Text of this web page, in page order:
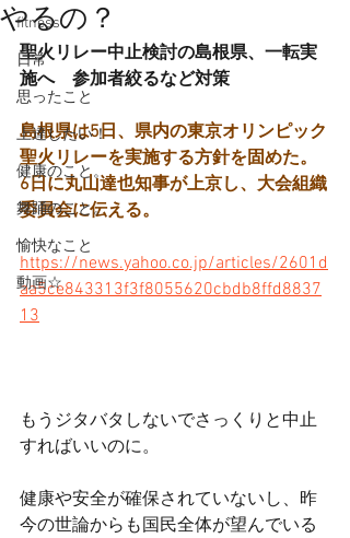
fitness
日常
思ったこと
上達したい！
健康のこと。
舞踊のこと。
愉快なこと
動画☆
やるの？
聖火リレー中止検討の島根県、一転実
施へ　参加者絞るなど対策
島根県は5日、県内の東京オリンピック
聖火リレーを実施する方針を固めた。
6日に丸山達也知事が上京し、大会組織
委員会に伝える。
https://news.yahoo.co.jp/articles/2601d
aa5ce843313f3f8055620cbdb8ffd8837
13
もうジタバタしないでさっくりと中止
すればいいのに。
健康や安全が確保されていないし、昨
今の世論からも国民全体が望んでいる